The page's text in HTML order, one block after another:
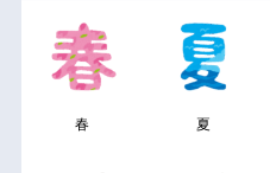
春 夏